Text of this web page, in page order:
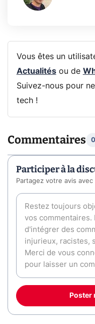
Vous êtes un
Actualitésou de
Suivez-nous pour
tech !
Commentaires 0
Participer à la
Partagez votre avis
Poster